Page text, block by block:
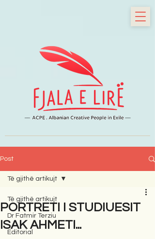
Post
Të gjithë artikujt
Dr Fatmir Terziu
Editorial
Të gjithë artikujt
PORTRETI I STUDIUESIT
ISAK AHMETI...